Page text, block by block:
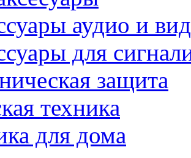
аудио и
для
защита
техника
для дома